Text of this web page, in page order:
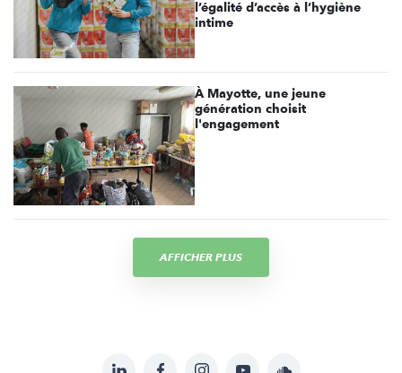
l’égalité d’accès à l’hygiène
intime
À Mayotte, une jeune
génération choisit
l'engagement
AFFICHER PLUS
LinkedInFacebookInstagramYouTubeSoundcloud